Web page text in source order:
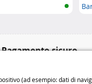
(ad esempio: dati di
Pagamento sicuro
Metodi di